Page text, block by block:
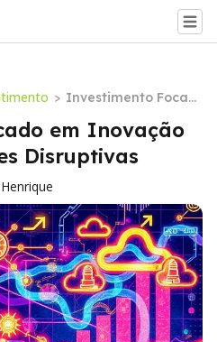
> Investimento Focad
o em Inovação Tecn
ológica: Ações Disru
ptivas
em Inovação
Disruptivas